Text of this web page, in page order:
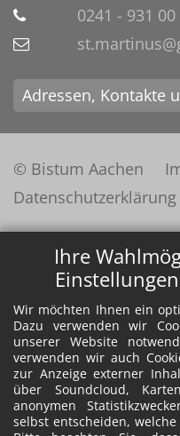
Ihre
Wir möchten Ihnen ein
Dazu verwenden wir
unserer Website
verwenden wir auch
zur Anzeige externer
über Soundcloud,
anonymen
selbst entscheiden,
0241 - 931 00
Adressen, Kontakte
© Bistum Aachen
Datenschutzerklärung